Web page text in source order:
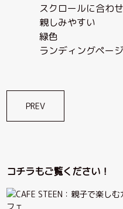
スクロールに合わ
親しみやすい
緑色
ランディングページ
稿
ゲ
ー
PREV
コチラもご覧ください！